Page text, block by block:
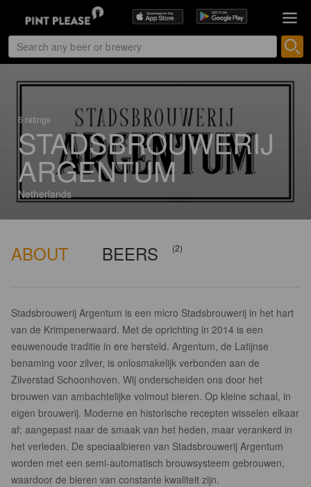
6 ratings
STADSBROUWERIJ
ARGENTUM
Netherlands
ABOUT BEERS (2)
Stadsbrouwerij Argentum is een micro Stadsbrouwerij in het hart
van de Krimpenerwaard. Met de oprichting in 2014 is een
eeuwenoude traditie in ere hersteld. Argentum, de Latijnse
benaming voor zilver, is onlosmakelijk verbonden aan de
Zilverstad Schoonhoven. Wij onderscheiden ons door het
brouwen van ambachtelijke volmout bieren. Op kleine schaal, in
eigen brouwerij. Moderne en historische recepten wisselen elkaar
af; aangepast naar de smaak van het heden, maar verankerd in
het verleden. De speciaalbieren van Stadsbrouwerij Argentum
worden met een semi-automatisch brouwsysteem gebrouwen,
waardoor de bieren van constante kwaliteit zijn.